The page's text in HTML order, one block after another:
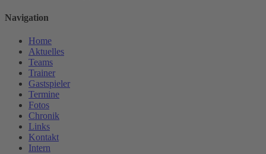
Navigation
Home
Aktuelles
Teams
Trainer
Gastspieler
Termine
Fotos
Chronik
Links
Kontakt
Intern